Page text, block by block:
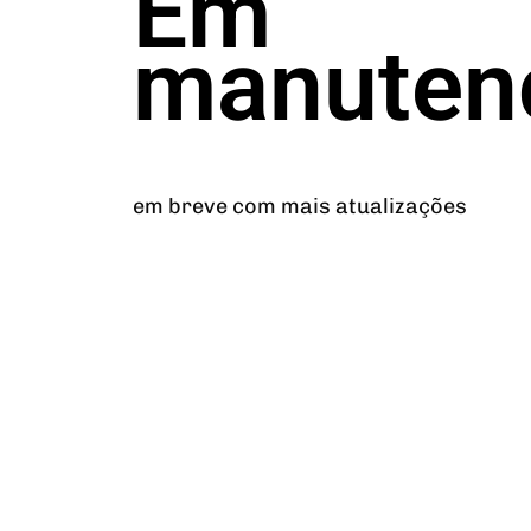
em breve com mais atualizações